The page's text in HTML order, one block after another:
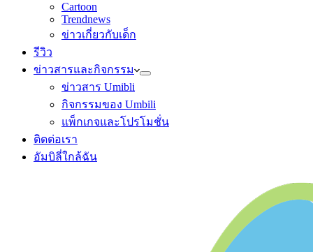
Cartoon
Trendnews
ข่าวเกี่ยวกับเด็ก
รีวิว
ข่าวสารและกิจกรรม
ข่าวสาร Umibli
กิจกรรมของ Umbili
แพ็กเกจและโปรโมชั่น
ติดต่อเรา
อัมบิลี่ใกล้ฉัน